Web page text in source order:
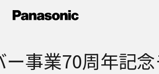
事業70周年記念